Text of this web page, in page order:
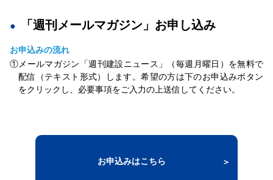
━━━━━━━━
━━━━━━━━━━━━━━━━━━━━━━━━━━━
━━━━━━━━
◇業界のこぼれ話やニュースをコンパクトな記事にして毎日
「週刊メールマガジン」お申し込み
お申込みの流れ
①メールマガジン「週刊建設ニュース」（毎週月曜日）を無料で
配信（テキスト形式）します。希望の方は下のお申込みボタン
をクリックし、必要事項をご入力の上送信してください。
お申込みはこちら